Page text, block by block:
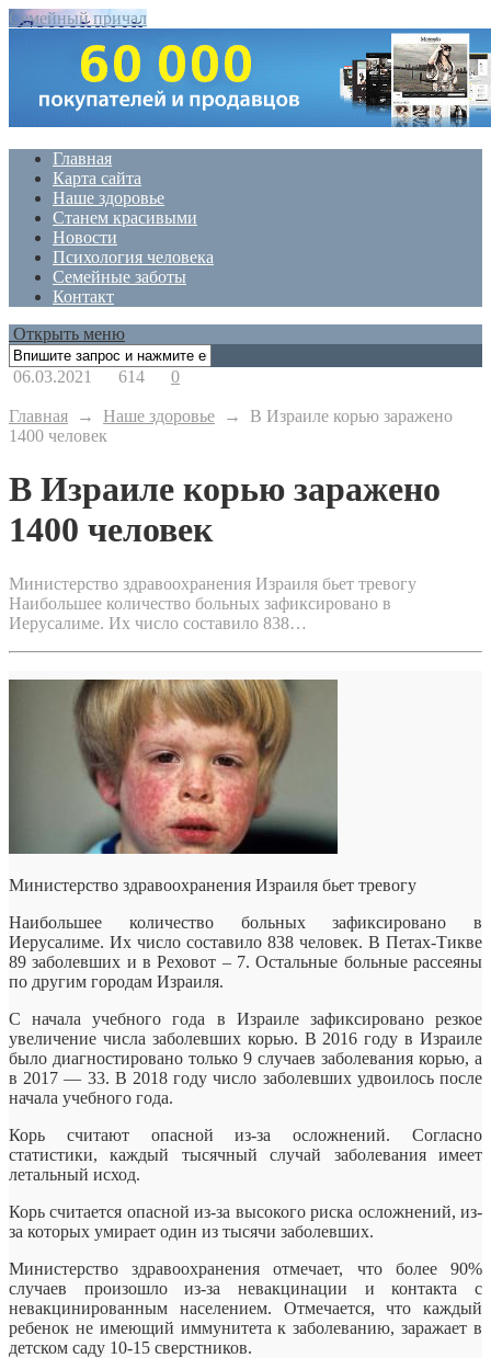
Семейный причал
Главная
Карта сайта
Наше здоровье
Станем красивыми
Новости
Психология человека
Семейные заботы
Контакт
Открыть меню
06.03.2021 614 0
Главная → Наше здоровье → В Израиле корью заражено
1400 человек
В Израиле корью заражено
1400 человек
Министерство здравоохранения Израиля бьет тревогу
Наибольшее количество больных зафиксировано в
Иерусалиме. Их число составило 838…
Министерство здравоохранения Израиля бьет тревогу
Наибольшее количество больных зафиксировано в
Иерусалиме. Их число составило 838 человек. В Петах-Тикве
89 заболевших и в Реховот – 7. Остальные больные рассеяны
по другим городам Израиля.
С начала учебного года в Израиле зафиксировано резкое
увеличение числа заболевших корью. В 2016 году в Израиле
было диагностировано только 9 случаев заболевания корью, а
в 2017 — 33. В 2018 году число заболевших удвоилось после
начала учебного года.
Корь считают опасной из-за осложнений. Согласно
статистики, каждый тысячный случай заболевания имеет
летальный исход.
Корь считается опасной из-за высокого риска осложнений, из-
за которых умирает один из тысячи заболевших.
Министерство здравоохранения отмечает, что более 90%
случаев произошло из-за невакцинации и контакта с
невакцинированным населением. Отмечается, что каждый
ребенок не имеющий иммунитета к заболеванию, заражает в
детском саду 10-15 сверстников.